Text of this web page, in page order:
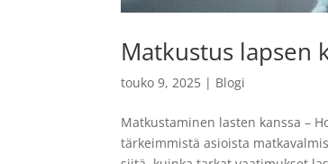
Matkustus lapsen
touko 9, 2025 | Blogi
Matkustaminen lasten kanssa –
tärkeimmistä asioista